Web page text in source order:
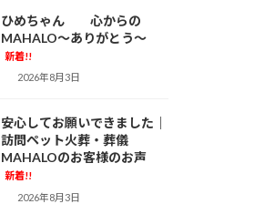
ひめちゃん 心からの
MAHALO～ありがとう～
新着!!
2026年8月3日
安心してお願いできました｜
訪問ペット火葬・葬儀
MAHALOのお客様のお声
新着!!
2026年8月3日